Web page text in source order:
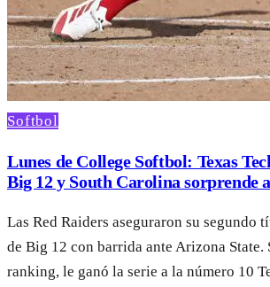
Softbol
Lunes de College Softbol: Texas
Big 12 y South Carolina sorprende
Las Red Raiders aseguraron su segundo
de Big 12 con barrida ante Arizona State.
ranking, le ganó la serie a la número 10